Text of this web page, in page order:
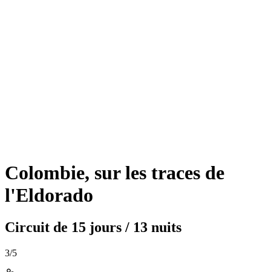
Colombie, sur les traces de
l'Eldorado
Circuit de 15 jours / 13 nuits
3/5